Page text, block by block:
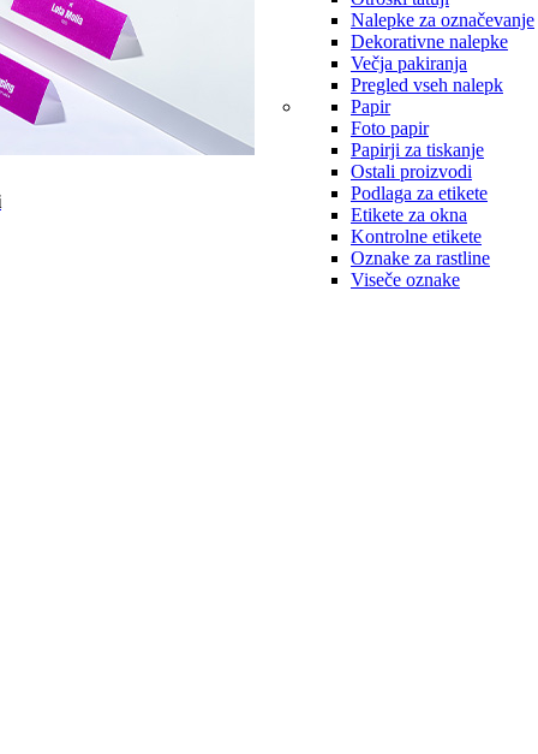
Nalepke za označevanje
Dekorativne nalepke
Večja pakiranja
Pregled vseh nalepk
Papir
Foto papir
Papirji za tiskanje
Ostali proizvodi
Podlaga za etikete
Etikete za okna
Kontrolne etikete
Oznake za rastline
Viseče oznake